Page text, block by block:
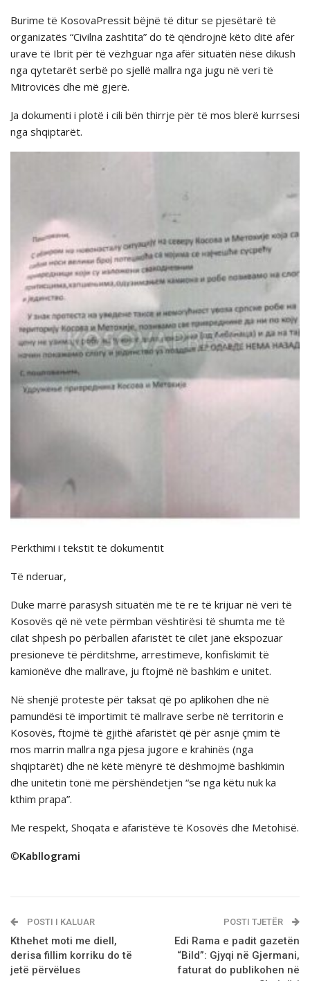
Burime të KosovaPressit bëjnë të ditur se pjesëtarë të
organizatës “Civilna zashtita” do të qëndrojnë këto ditë afër
urave të Ibrit për të vëzhguar nga afër situatën nëse dikush
nga qytetarët serbë po sjellë mallra nga jugu në veri të
Mitrovicës dhe më gjerë.
Ja dokumenti i plotë i cili bën thirrje për të mos blerë kurrsesi
nga shqiptarët.
Përkthimi i tekstit të dokumentit
Të nderuar,
Duke marrë parasysh situatën më të re të krijuar në veri të
Kosovës që në vete përmban vështirësi të shumta me të
cilat shpesh po përballen afaristët të cilët janë ekspozuar
presioneve të përditshme, arrestimeve, konfiskimit të
kamionëve dhe mallrave, ju ftojmë në bashkim e unitet.
Në shenjë proteste për taksat që po aplikohen dhe në
pamundësi të importimit të mallrave serbe në territorin e
Kosovës, ftojmë të gjithë afaristët që për asnjë çmim të
mos marrin mallra nga pjesa jugore e krahinës (nga
shqiptarët) dhe në këtë mënyrë të dëshmojmë bashkimin
dhe unitetin tonë me përshëndetjen “se nga këtu nuk ka
kthim prapa”.
Me respekt, Shoqata e afaristëve të Kosovës dhe Metohisë.
©Kabllogrami
POSTI I KALUAR
Kthehet moti me diell,
derisa fillim korriku do të
jetë përvëlues
POSTI TJETËR
Edi Rama e padit gazetën
“Bild”: Gjyqi në Gjermani,
faturat do publikohen në